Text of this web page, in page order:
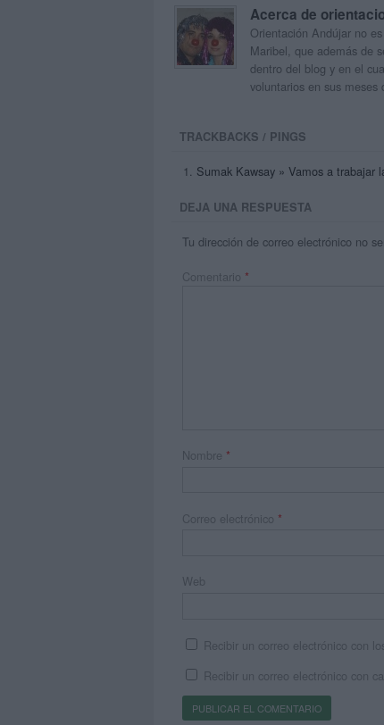
Acerca de
Orientación Andújar no
Maribel, que además de
dentro del blog y en el
voluntarios en sus meses
TRACKBACKS / PINGS
Sumak Kawsay » Vamos a trabajar
DEJA UNA RESPUESTA
Tu dirección de correo electrónico no
Comentario *
Nombre *
Correo electrónico *
Web
Recibir un correo electrónico con
Recibir un correo electrónico con